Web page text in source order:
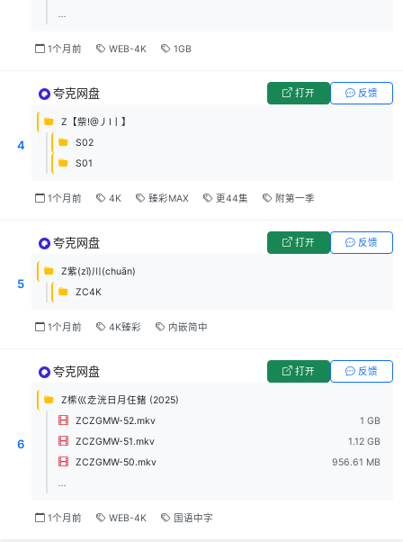
...
1个月前 WEB-4K 1GB
4
夸克网盘 打开 反馈
Z【祡!@丿Ⅰ丨】
S02
S01
1个月前 4K 臻彩MAX 更44集 附第一季
5
夸克网盘 打开 反馈
Z紫(zǐ)川(chuān)
ZC4K
1个月前 4K臻彩 内嵌简中
6
夸克网盘 打开 反馈
Z橴巛赱洸日月仼鍺 (2025)
ZCZGMW-52.mkv
1 GB
ZCZGMW-51.mkv
1.12 GB
ZCZGMW-50.mkv
956.61 MB
...
1个月前 WEB-4K 国语中字